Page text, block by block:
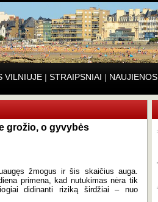
VILNIUJE | STRAIPSNIAI | NAUJIENOS
grožio, o gyvybės
žmogus ir šis skaičius auga.
primena, kad nutukimas nėra tik
didinanti riziką širdžiai – nuo